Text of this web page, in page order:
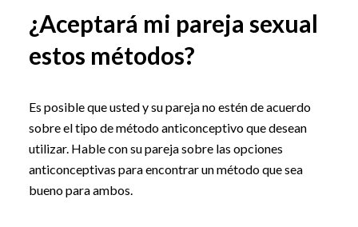
¿Aceptará mi pareja sexual
estos métodos?
Es posible que usted y su pareja no estén de acuerdo
sobre el tipo de método anticonceptivo que desean
utilizar. Hable con su pareja sobre las opciones
anticonceptivas para encontrar un método que sea
bueno para ambos.